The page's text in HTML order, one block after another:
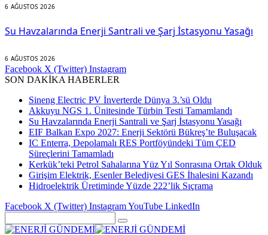
6 AĞUSTOS 2026
Su Havzalarında Enerji Santrali ve Şarj İstasyonu Yasağı
6 AĞUSTOS 2026
Facebook X (Twitter) Instagram
SON DAKİKA HABERLER
Sineng Electric PV İnverterde Dünya 3.’sü Oldu
Akkuyu NGS 1. Ünitesinde Türbin Testi Tamamlandı
Su Havzalarında Enerji Santrali ve Şarj İstasyonu Yasağı
EIF Balkan Expo 2027: Enerji Sektörü Bükreş’te Buluşacak
IC Enterra, Depolamalı RES Portföyündeki Tüm ÇED
Süreçlerini Tamamladı
Kerkük’teki Petrol Sahalarına Yüz Yıl Sonrasına Ortak Olduk
Girişim Elektrik, Esenler Belediyesi GES İhalesini Kazandı
Hidroelektrik Üretiminde Yüzde 222’lik Sıçrama
Facebook X (Twitter) InstagramYouTube LinkedIn